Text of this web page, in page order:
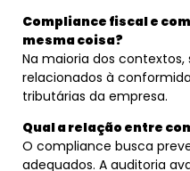
Compliance fiscal e
mesma coisa?
Na maioria dos
relacionados à
tributárias da empresa.
Qual a relação entre
O compliance busca
adequados. A auditoria